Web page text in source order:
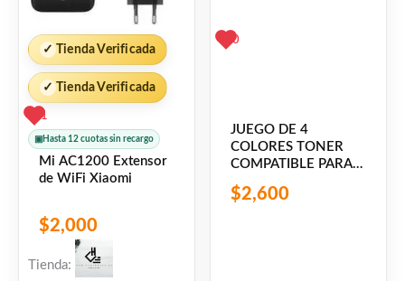
✓ Tienda Verificada
✓ Tienda Verificada
1
▣ Hasta 12 cuotas sin recargo
Mi AC1200 Extensor
de WiFi Xiaomi
$2,000
Tienda:
0
JUEGO DE 4
COLORES TONER
COMPATIBLE PARA
6020 6022
$2,600